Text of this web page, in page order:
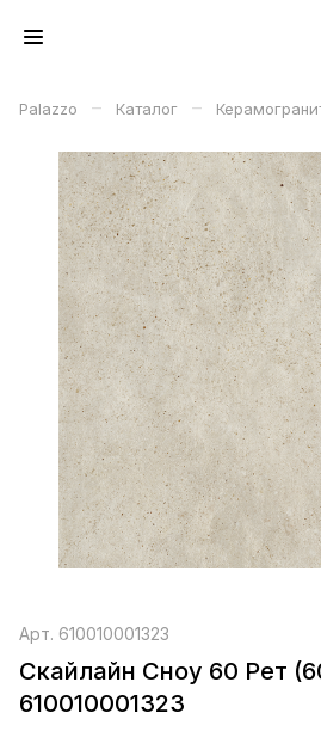
Palazzo – Каталог –
Арт. 610010001323
Скайлайн Сноу 60 Рет
610010001323